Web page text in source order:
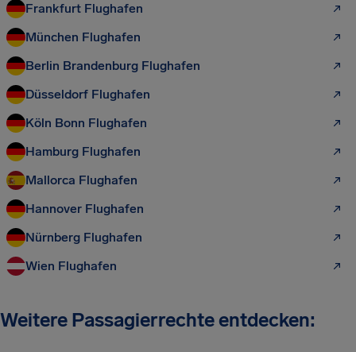
Frankfurt Flughafen
München Flughafen
Berlin Brandenburg Flughafen
Düsseldorf Flughafen
Köln Bonn Flughafen
Hamburg Flughafen
Mallorca Flughafen
Hannover Flughafen
Nürnberg Flughafen
Wien Flughafen
Weitere Passagierrechte entdecken: